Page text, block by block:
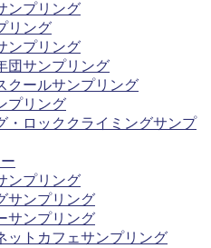
ンプリング
リング
ンプリング
団サンプリング
クールサンプリング
プリング
・ロッククライミングサンプ
ンプリング
サンプリング
サンプリング
ットカフェサンプリング